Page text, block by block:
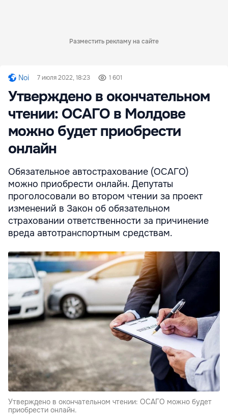
Разместить рекламу на сайте
Noi 7 июля 2022, 18:23 1 601
Утверждено в окончательном
чтении: ОСАГО в Молдове
можно будет приобрести
онлайн
Обязательное автострахование (ОСАГО)
можно приобрести онлайн. Депутаты
проголосовали во втором чтении за проект
изменений в Закон об обязательном
страховании ответственности за причинение
вреда автотранспортным средствам.
Утверждено в окончательном чтении: ОСАГО можно будет
приобрести онлайн.